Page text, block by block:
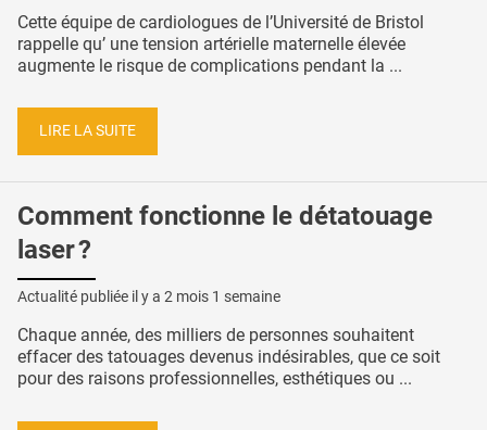
Cette équipe de cardiologues de l’Université de Bristol
rappelle qu’ une tension artérielle maternelle élevée
augmente le risque de complications pendant la ...
LIRE LA SUITE
Comment fonctionne le détatouage
laser ?
Actualité publiée il y a 2 mois 1 semaine
Chaque année, des milliers de personnes souhaitent
effacer des tatouages devenus indésirables, que ce soit
pour des raisons professionnelles, esthétiques ou ...